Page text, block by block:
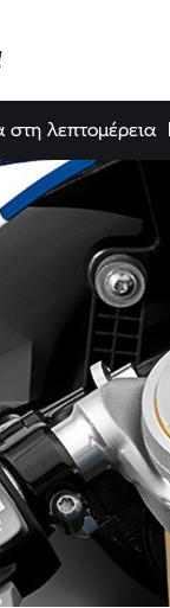
στη λεπτομέρεια